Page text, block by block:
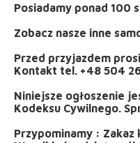
Posiadamy ponad 100
Zobacz nasze inne
Przed przyjazdem
Kontakt tel. +48 504
Niniejsze ogłoszenie
Kodeksu Cywilnego.
Przypominamy : Zakaz